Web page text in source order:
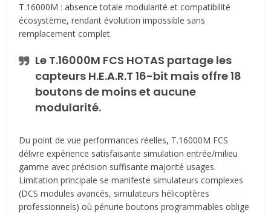
T.16000M : absence totale modularité et compatibilité
écosystème, rendant évolution impossible sans
remplacement complet.
Le T.16000M FCS HOTAS partage les
capteurs H.E.A.R.T 16-bit mais offre 18
boutons de moins et aucune
modularité.
Du point de vue performances réelles, T.16000M FCS
délivre expérience satisfaisante simulation entrée/milieu
gamme avec précision suffisante majorité usages.
Limitation principale se manifeste simulateurs complexes
(DCS modules avancés, simulateurs hélicoptères
professionnels) où pénurie boutons programmables oblige